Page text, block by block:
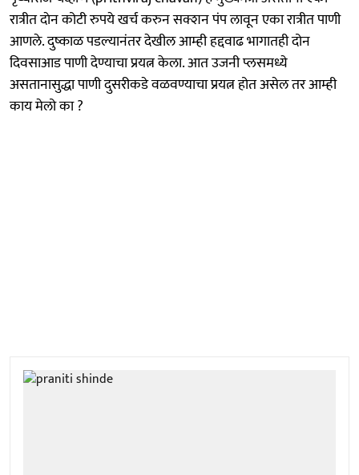
रात्रीत दाेन कोटी रुपये खर्च करुन सक्शन पंप लावून एका रात्रीत पाणी
आणले. दुष्काळ पडल्यानंतर देखील आम्ही हद्दवाढ भागातही दोन
दिवसाआड पाणी देण्याचा प्रयत्न केला. आत उजनी प्लसमध्ये
असतानासुद्धा पाणी दुसरीकडे वळवण्याचा प्रयत्न होत असेल तर आम्ही
काय मेलो का ?